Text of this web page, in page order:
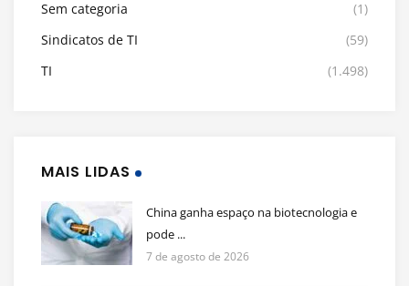
Sem categoria
(1)
Sindicatos de TI
(59)
TI
(1.498)
MAIS LIDAS
China ganha espaço na biotecnologia e
pode ...
7 de agosto de 2026